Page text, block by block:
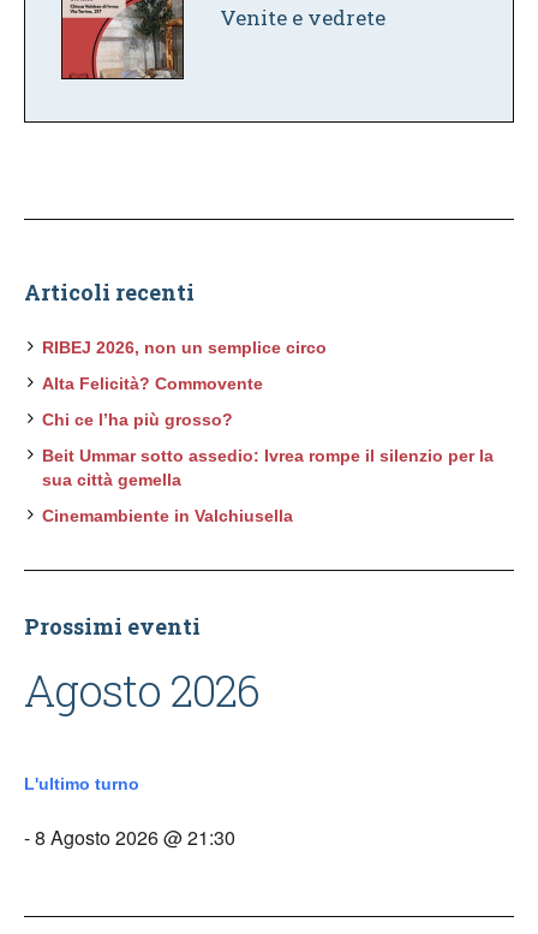
Venite e vedrete
Articoli recenti
RIBEJ 2026, non un semplice circo
Alta Felicità? Commovente
Chi ce l’ha più grosso?
Beit Ummar sotto assedio: Ivrea rompe il silenzio per la
sua città gemella
Cinemambiente in Valchiusella
Prossimi eventi
Agosto 2026
L'ultimo turno
- 8 Agosto 2026 @ 21:30